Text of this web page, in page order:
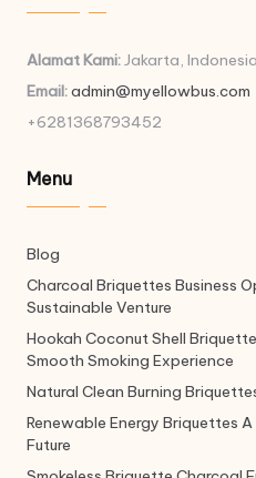
Alamat Kami:Jakarta, Indonesia
Email:admin@myellowbus.com
+6281368793452
Menu
Blog
Charcoal Briquettes Business
Sustainable Venture
Hookah Coconut Shell
Smooth Smoking Experience
Natural Clean Burning
Renewable Energy Briquettes
Future